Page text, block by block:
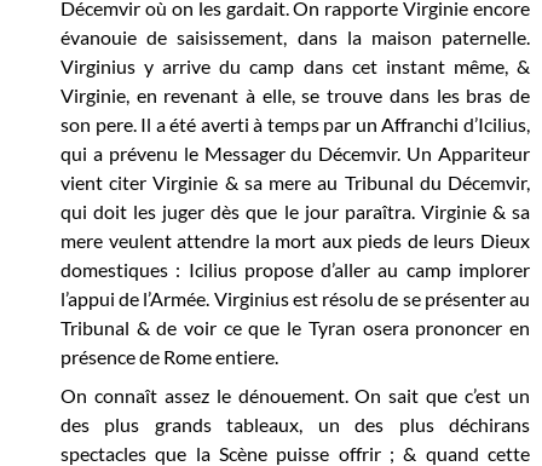
Décemvir où on les gardait. On rapporte Virginie encore
évanouie de saisissement, dans la maison paternelle.
Virginius y arrive du camp dans cet instant même, &
Virginie, en revenant à elle, se trouve dans les bras de
son pere. Il a été averti à temps par un Affranchi d’Icilius,
qui a prévenu le Messager du Décemvir. Un Appariteur
vient citer Virginie & sa mere au Tribunal du Décemvir,
qui doit les juger dès que le jour paraîtra. Virginie & sa
mere veulent attendre la mort aux pieds de leurs Dieux
domestiques : Icilius propose d’aller au camp implorer
l’appui de l’Armée. Virginius est résolu de se présenter au
Tribunal & de voir ce que le Tyran osera prononcer en
présence de Rome entiere.
On connaît assez le dénouement. On sait que c’est un
des plus grands tableaux, un des plus déchirans
spectacles que la Scène puisse offrir ; & quand cette